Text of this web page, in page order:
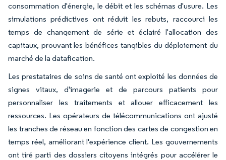
consommation d'énergie, le débit et les schémas d'usure. Les
simulations prédictives ont réduit les rebuts, raccourci les
temps de changement de série et éclairé l'allocation des
capitaux, prouvant les bénéfices tangibles du déploiement du
marché de la datafication.
Les prestataires de soins de santé ont exploité les données de
signes vitaux, d'imagerie et de parcours patients pour
personnaliser les traitements et allouer efficacement les
ressources. Les opérateurs de télécommunications ont ajusté
les tranches de réseau en fonction des cartes de congestion en
temps réel, améliorant l'expérience client. Les gouvernements
ont tiré parti des dossiers citoyens intégrés pour accélérer le